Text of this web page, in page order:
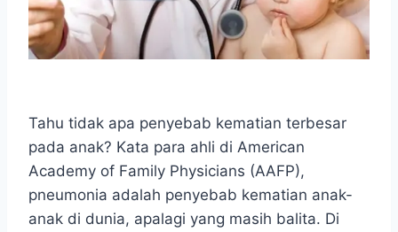
Tahu tidak apa penyebab kematian terbesar
pada anak? Kata para ahli di American
Academy of Family Physicians (AAFP),
pneumonia adalah penyebab kematian anak-
anak di dunia, apalagi yang masih balita. Di